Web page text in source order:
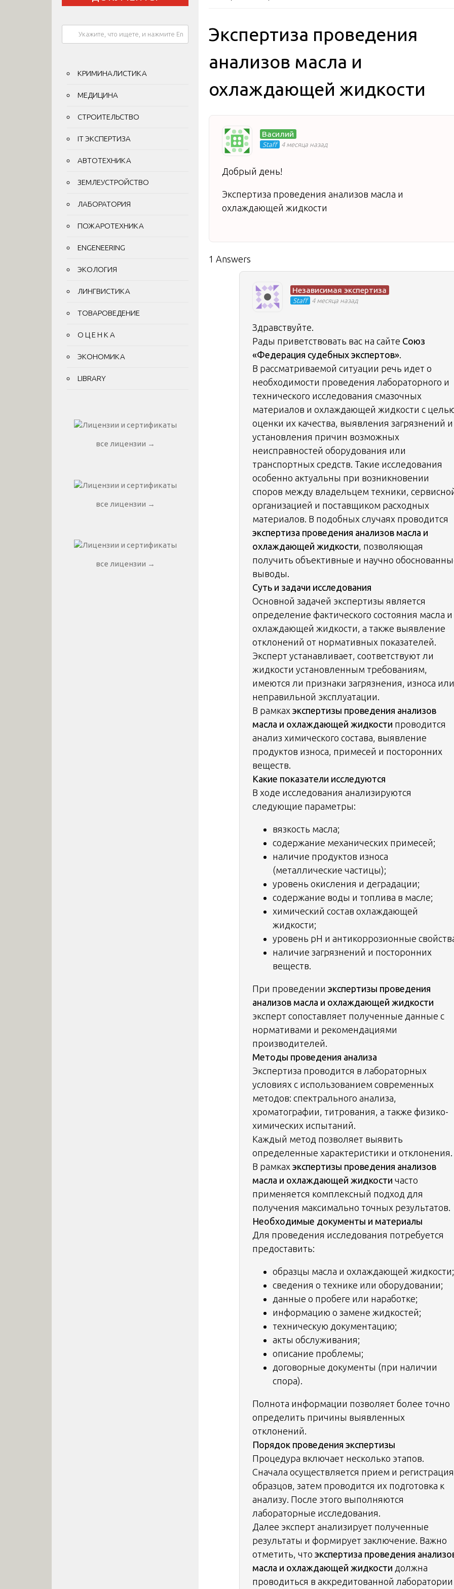
Экспертиза проведения
анализов масла и
охлаждающей жидкости
Василий
Staff 4 месяца назад
Добрый день!
Экспертиза проведения анализов масла и
охлаждающей жидкости
1 Answers
Независимая экспертиза
Staff 4 месяца назад
Здравствуйте.
Рады приветствовать вас на сайте Союз
«Федерация судебных экспертов»
В рассматриваемой ситуации речь идет о
необходимости проведения лабораторного и
технического исследования смазочных
материалов и охлаждающей жидкости с
оценки их качества, выявления загрязнений и
установления причин возможных
неисправностей оборудования или
транспортных средств. Такие исследования
особенно актуальны при возникновении
споров между владельцем техники,
организацией и поставщиком расходных
материалов. В подобных случаях проводится
экспертиза проведения анализов масла и
охлаждающей жидкости , позволяющая
получить объективные и научно
выводы.
Суть и задачи исследования
Основной задачей экспертизы является
определение фактического состояния масла и
охлаждающей жидкости, а также выявление
отклонений от нормативных показателей.
Эксперт устанавливает, соответствуют ли
жидкости установленным требованиям,
имеются ли признаки загрязнения, износа или
неправильной эксплуатации.
В рамках экспертизы проведения анализов
масла и охлаждающей жидкости проводится
анализ химического состава, выявление
продуктов износа, примесей и посторонних
веществ.
Какие показатели исследуются
В ходе исследования анализируются
следующие параметры:
вязкость масла;
содержание механических примесей;
наличие продуктов износа
(металлические частицы);
уровень окисления и деградации;
содержание воды и топлива в масле;
химический состав охлаждающей
жидкости;
уровень pH и антикоррозионные
наличие загрязнений и посторонних
веществ.
При проведении экспертизы проведения
анализов масла и охлаждающей жидкости
эксперт сопоставляет полученные данные с
нормативами и рекомендациями
производителей.
Методы проведения анализа
Экспертиза проводится в лабораторных
условиях с использованием современных
методов: спектрального анализа,
хроматографии, титрования, а также физико-
химических испытаний.
Каждый метод позволяет выявить
определенные характеристики и отклонения.
В рамках экспертизы проведения анализов
масла и охлаждающей жидкости часто
применяется комплексный подход для
получения максимально точных результатов.
Необходимые документы и материалы
Для проведения исследования потребуется
предоставить:
образцы масла и охлаждающей жидкости;
сведения о технике или оборудовании;
данные о пробеге или наработке;
информацию о замене жидкостей;
техническую документацию;
акты обслуживания;
описание проблемы;
договорные документы (при наличии
спора).
Полнота информации позволяет более точно
определить причины выявленных
отклонений.
Порядок проведения экспертизы
Процедура включает несколько этапов.
Сначала осуществляется прием и регистрация
образцов, затем проводится их подготовка к
анализу. После этого выполняются
лабораторные исследования.
Далее эксперт анализирует полученные
результаты и формирует заключение. Важно
отметить, что экспертиза проведения
масла и охлаждающей жидкости должна
проводиться в аккредитованной лаборатории
КРИМИНАЛИСТИКА
МЕДИЦИНА
СТРОИТЕЛЬСТВО
IT ЭКСПЕРТИЗА
АВТОТЕХНИКА
ЗЕМЛЕУСТРОЙСТВО
ЛАБОРАТОРИЯ
ПОЖАРОТЕХНИКА
ENGENEERING
ЭКОЛОГИЯ
ЛИНГВИСТИКА
ТОВАРОВЕДЕНИЕ
О Ц Е Н К А
ЭКОНОМИКА
LIBRARY
все лицензии →
все лицензии →
все лицензии →